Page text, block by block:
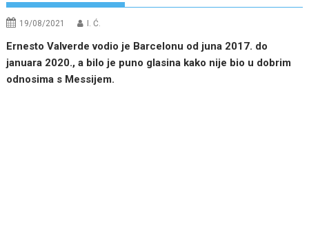
19/08/2021 I. Ć.
Ernesto Valverde vodio je Barcelonu od juna 2017. do
januara 2020., a bilo je puno glasina kako nije bio u dobrim
odnosima s Messijem.